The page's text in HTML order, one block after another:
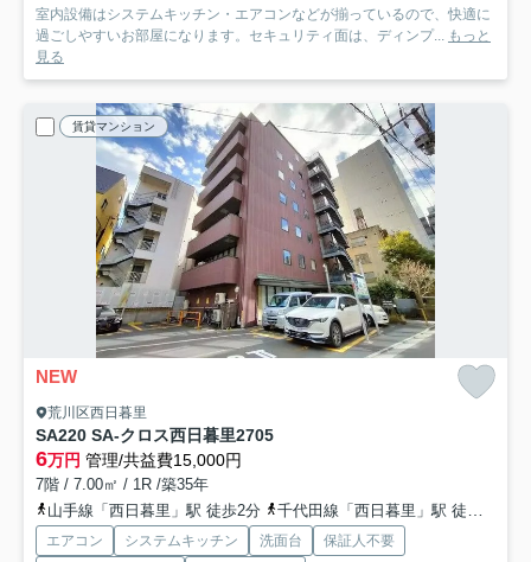
室内設備はシステムキッチン・エアコンなどが揃っているので、快適に
過ごしやすいお部屋になります。セキュリティ面は、ディンプ... もっと
見る
賃貸マンション
NEW
荒川区西日暮里
SA220 SA-クロス西日暮里2705
6万円 管理/共益費15,000円
7階 / 7.00㎡ / 1R /築35年
山手線「西日暮里」駅 徒歩2分
千代田線「西日暮里」駅 徒歩2分
エアコン システムキッチン 洗面台
保証人不要